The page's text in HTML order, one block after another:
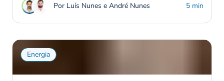
Por Luís Nunes e André Nunes 5 min
Energia